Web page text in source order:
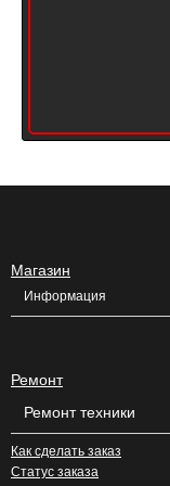
Магазин
Информация
Ремонт
Ремонт техники
Как сделать заказ
Статус заказа